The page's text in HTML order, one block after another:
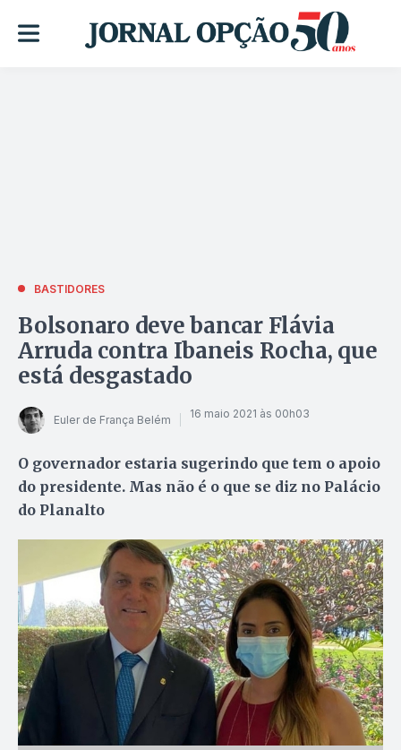
BASTIDORES
Bolsonaro deve bancar Flávia
Arruda contra Ibaneis Rocha, que
está desgastado
Euler de França Belém 16 maio 2021 às 00h03
O governador estaria sugerindo que tem o apoio
do presidente. Mas não é o que se diz no Palácio
do Planalto